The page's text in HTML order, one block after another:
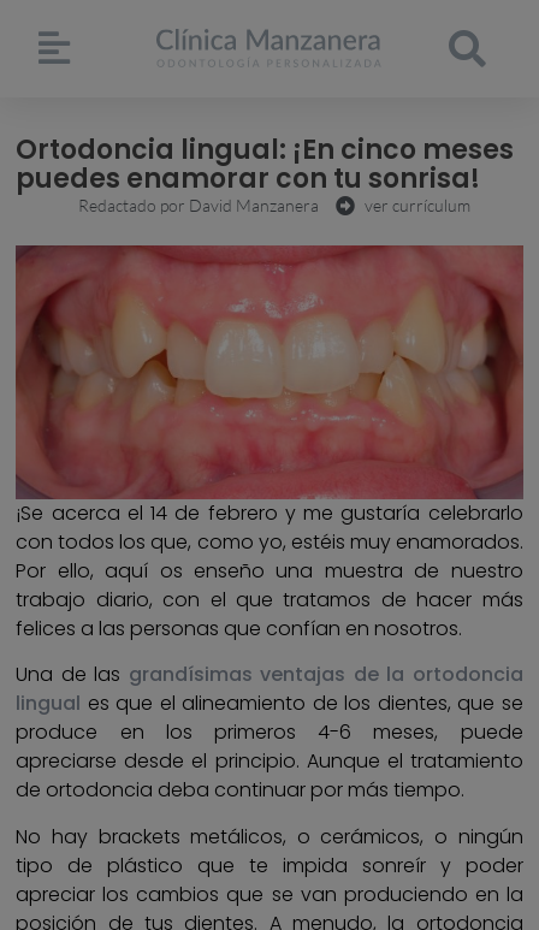
Ortodoncia lingual: ¡En cinco meses
puedes enamorar con tu sonrisa!
Redactado por David Manzanera ver currículum
¡Se acerca el 14 de febrero y me gustaría celebrarlo
con todos los que, como yo, estéis muy enamorados.
Por ello, aquí os enseño una muestra de nuestro
trabajo diario, con el que tratamos de hacer más
felices a las personas que confían en nosotros.
Una de las grandísimas ventajas de la ortodoncia
lingual es que el alineamiento de los dientes, que se
produce en los primeros 4-6 meses, puede
apreciarse desde el principio. Aunque el tratamiento
de ortodoncia deba continuar por más tiempo.
No hay brackets metálicos, o cerámicos, o ningún
tipo de plástico que te impida sonreír y poder
apreciar los cambios que se van produciendo en la
posición de tus dientes. A menudo, la ortodoncia